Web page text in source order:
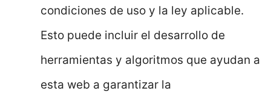
condiciones de uso y la ley aplicable.
Esto puede incluir el desarrollo de
herramientas y algoritmos que ayudan a
esta web a garantizar la